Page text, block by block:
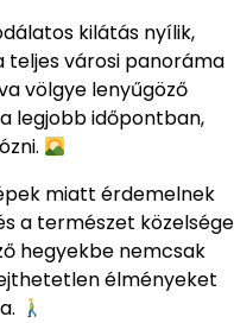
kilátás nyílik,
teljes városi panoráma
völgye lenyűgöző
legjobb időpontban,
miatt érdemelnek
a természet közelsége
hegyekbe nemcsak
élményeket